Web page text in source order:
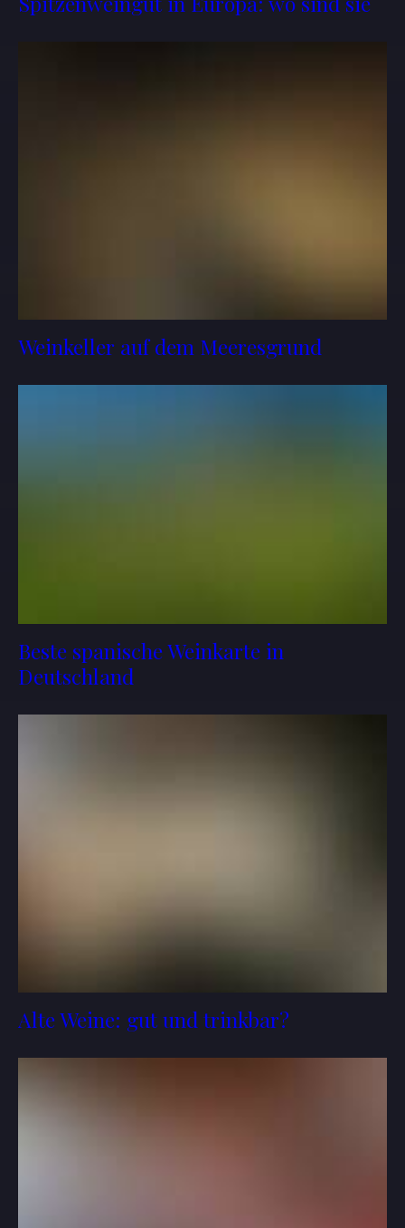
Weinkeller auf dem Meeresgrund
Beste spanische Weinkarte in
Deutschland
Alte Weine: gut und trinkbar?